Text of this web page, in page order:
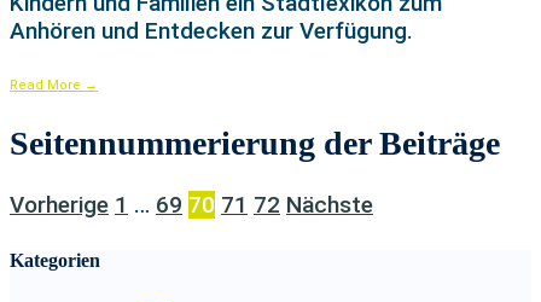
Anhören und Entdecken zur Verfügung.
Read More →
Seitennummerierung der Beiträge
Vorherige 1 … 69 70 71 72 Nächste
Kategorien